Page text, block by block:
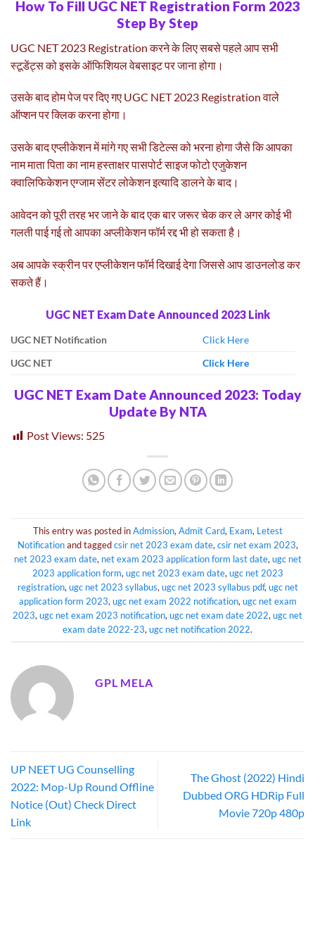
How To Fill UGC NET Registration Form 2023
Step By Step
UGC NET 2023 Registration करने के लिए सबसे पहले आप सभी
स्टूडेंट्स को इसके ऑफिशियल वेबसाइट पर जाना होगा।
उसके बाद होम पेज पर दिए गए UGC NET 2023 Registration वाले
ऑप्शन पर क्लिक करना होगा।
उसके बाद एप्लीकेशन में मांगे गए सभी डिटेल्स को भरना होगा जैसे कि आपका
नाम माता पिता का नाम हस्ताक्षर पासपोर्ट साइज फोटो एजुकेशन
क्वालिफिकेशन एग्जाम सेंटर लोकेशन इत्यादि डालने के बाद।
आवेदन को पूरी तरह भर जाने के बाद एक बार जरूर चेक कर ले अगर कोई भी
गलती पाई गई तो आपका अप्लीकेशन फॉर्म रद्द भी हो सकता है।
अब आपके स्क्रीन पर एप्लीकेशन फॉर्म दिखाई देगा जिससे आप डाउनलोड कर
सकते हैं।
UGC NET Exam Date Announced 2023 Link
UGC NET Notification
Click Here
UGC NET
Click Here
UGC NET Exam Date Announced 2023: Today
Update By NTA
Post Views: 525
This entry was posted inAdmission, Admit Card, Exam, Letest
Notificationand taggedcsir net 2023 exam date, csir net exam 2023,
net 2023 exam date, net exam 2023 application form last date, ugc net
2023 application form, ugc net 2023 exam date, ugc net 2023
registration, ugc net 2023 syllabus, ugc net 2023 syllabus pdf, ugc net
application form 2023, ugc net exam 2022 notification, ugc net exam
2023, ugc net exam 2023 notification, ugc net exam date 2022, ugc net
exam date 2022-23, ugc net notification 2022.
GPL MELA
UP NEET UG Counselling
2022: Mop-Up Round Offline
Notice (Out) Check Direct
Link
The Ghost (2022) Hindi
Dubbed ORG HDRip Full
Movie 720p 480p